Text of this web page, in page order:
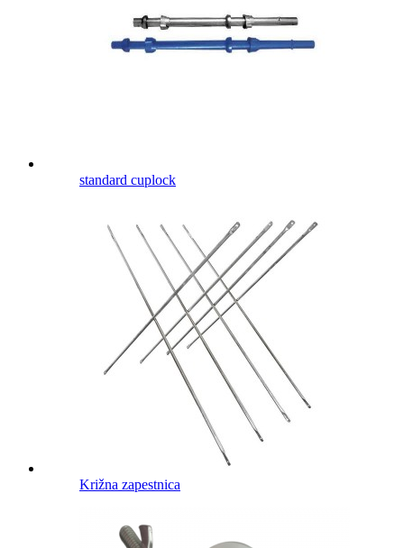
standard cuplock
Križna zapestnica